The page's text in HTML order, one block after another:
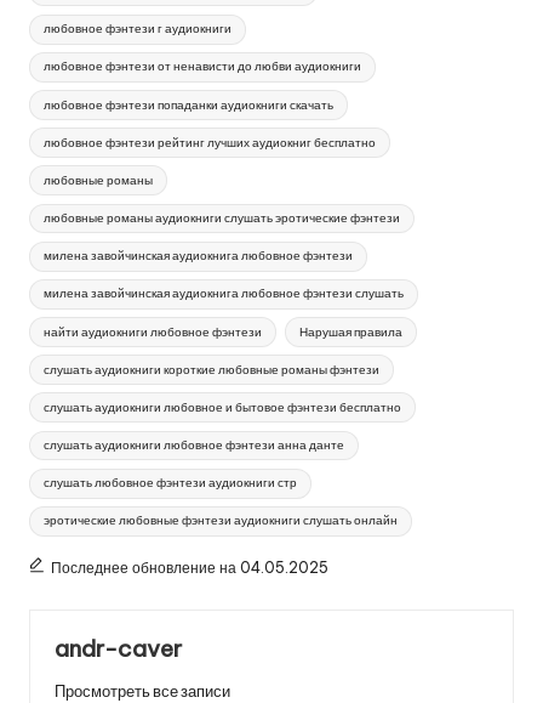
любовное фэнтези г аудиокниги
любовное фэнтези от ненависти до любви аудиокниги
любовное фэнтези попаданки аудиокниги скачать
любовное фэнтези рейтинг лучших аудиокниг бесплатно
любовные романы
любовные романы аудиокниги слушать эротические фэнтези
милена завойчинская аудиокнига любовное фэнтези
милена завойчинская аудиокнига любовное фэнтези слушать
найти аудиокниги любовное фэнтези Нарушая правила
слушать аудиокниги короткие любовные романы фэнтези
слушать аудиокниги любовное и бытовое фэнтези бесплатно
слушать аудиокниги любовное фэнтези анна данте
слушать любовное фэнтези аудиокниги стр
эротические любовные фэнтези аудиокниги слушать онлайн
Последнее обновление на 04.05.2025
andr-caver
Просмотреть все записи